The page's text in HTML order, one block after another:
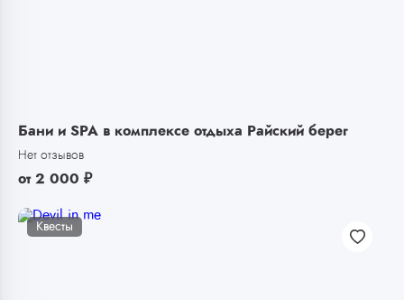
Бани и SPA в комплексе отдыха Райский берег
Нет отзывов
от 2 000 ₽
Квесты